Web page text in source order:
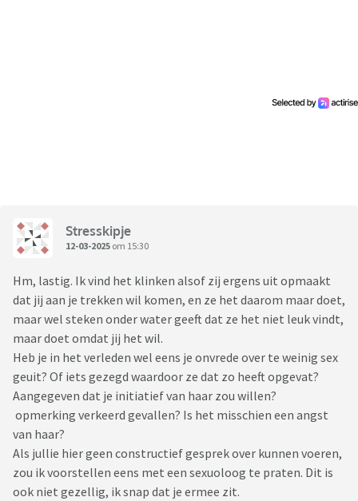
Stresskipje
12-03-2025 om 15:30
Hm, lastig. Ik vind het klinken alsof zij ergens uit opmaakt
dat jij aan je trekken wil komen, en ze het daarom maar doet,
maar wel steken onder water geeft dat ze het niet leuk vindt,
maar doet omdat jij het wil.
Heb je in het verleden wel eens je onvrede over te weinig sex
geuit? Of iets gezegd waardoor ze dat zo heeft opgevat?
Aangegeven dat je initiatief van haar zou willen?
opmerking verkeerd gevallen? Is het misschien een angst
van haar?
Als jullie hier geen constructief gesprek over kunnen voeren,
zou ik voorstellen eens met een sexuoloog te praten. Dit is
ook niet gezellig, ik snap dat je ermee zit.